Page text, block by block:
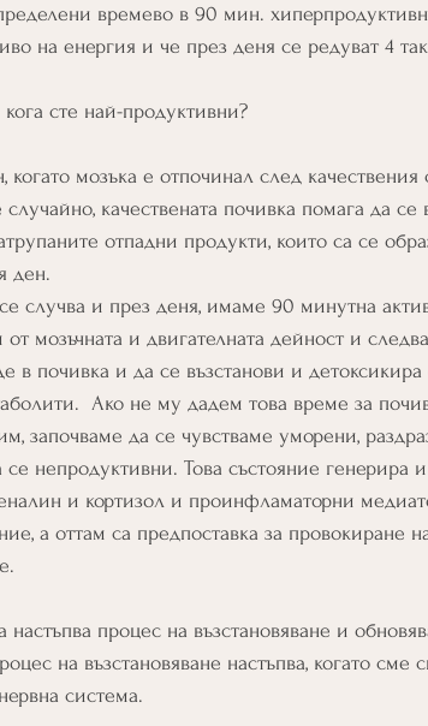
времево в 90 мин.
на енергия и че през деня се редуват 4
сте най-продуктивни?
когато мозъка е отпочинал след
качествената почивка помага да се
отпадни продукти, които са се
ден.
случва и през деня, имаме 90 минутна
мозъчната и двигателната дейност и
в почивка и да се възстанови и
Ако не му дадем това време за
започваме да се чувстваме уморени,
непродуктивни. Това състояние генерира
и кортизол и проинфламаторни
а оттам са предпоставка за провокиране
процес на възстановяване и
на възстановяване настъпва, когато
система.